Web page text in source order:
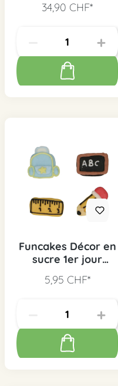
34,90 CHF*
Funcakes Décor en
sucre 1er jour
5,95 CHF*